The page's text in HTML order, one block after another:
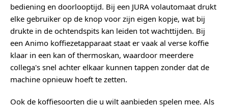
bediening en doorlooptijd. Bij een JURA volautomaat drukt
elke gebruiker op de knop voor zijn eigen kopje, wat bij
drukte in de ochtendspits kan leiden tot wachttijden. Bij
een Animo koffiezetapparaat staat er vaak al verse koffie
klaar in een kan of thermoskan, waardoor meerdere
collega's snel achter elkaar kunnen tappen zonder dat de
machine opnieuw hoeft te zetten.
Ook de koffiesoorten die u wilt aanbieden spelen mee. Als